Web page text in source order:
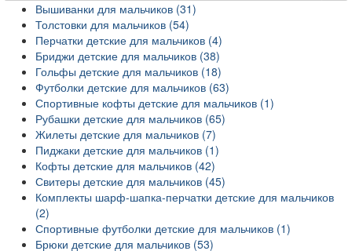
Вышиванки для мальчиков (31)
Толстовки для мальчиков (54)
Перчатки детские для мальчиков (4)
Бриджи детские для мальчиков (38)
Гольфы детские для мальчиков (18)
Футболки детские для мальчиков (63)
Спортивные кофты детские для мальчиков (1)
Рубашки детские для мальчиков (65)
Жилеты детские для мальчиков (7)
Пиджаки детские для мальчиков (1)
Кофты детские для мальчиков (42)
Свитеры детские для мальчиков (45)
Комплекты шарф-шапка-перчатки детские для мальчиков
(2)
Спортивные футболки детские для мальчиков (1)
Брюки детские для мальчиков (53)